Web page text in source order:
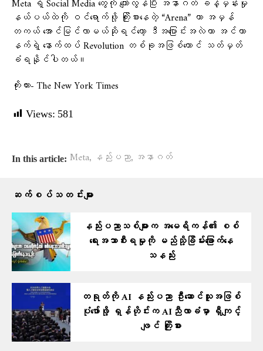
Meta ရဲ့ Social Media တွေကို ကျော်လွန်ပြီး အနာဂတ် ခန့်မှန်းမှု
နယ်ပယ်ထဲကို ဝင်ရောက်ဖို့ ကြိုးစားနေတဲ့ “Arena” ဟာ အမှန်
တကယ် အောင်မြင်လာမယ်ဆိုရင်တော့ ဒီအပြောင်းအလဲဟာ အင်တာ
နက်ရဲ့ နောက်ထပ် Revolution တစ်ခုအဖြစ်တောင် သတ်မှတ်
ခံရနိုင်ပါတယ်။
ကိုးကား- The New York Times
Views: 581
In this article: Meta, နည်းပညာ, အနာဂတ်
ဆက်စပ်သတင်းများ
နည်းပညာသစ်များက အမေရိကန်၏ စစ်
ရေးအသာစီးရမှုကို မည်သို့ခြိမ်းခြောက်နေ
သနည်း
တရုတ်ကို AI နည်းပညာ ဦးဆောင်သူအဖြစ်
ပုံဖော်ဖို့ ရှန်ဟိုင်းက AIညီလာခံမှာ ရှီကျင့်
ဖျင် ကြိုးစား